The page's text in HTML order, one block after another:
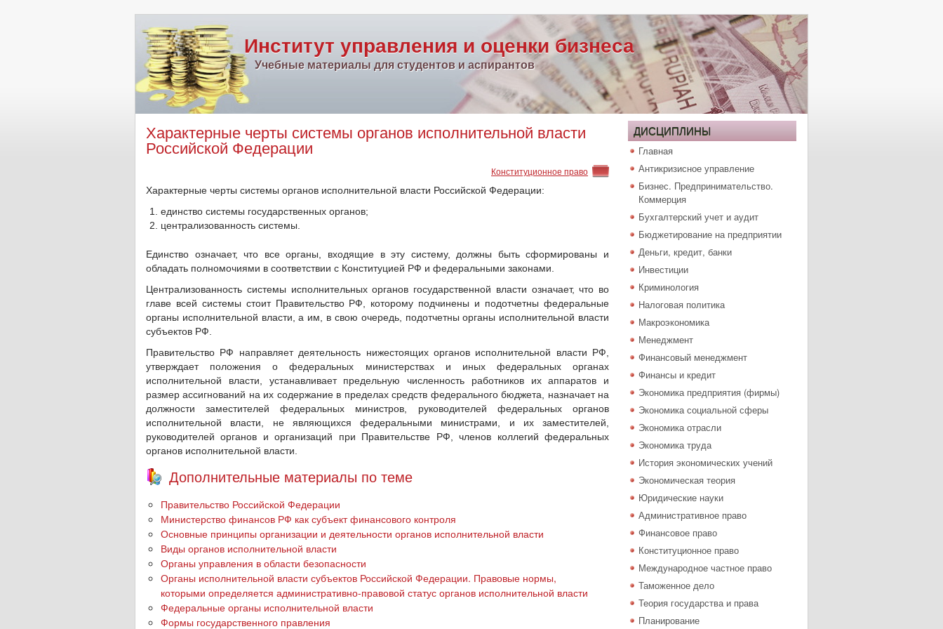
Институт управления и оценки бизнеса
Учебные материалы для студентов и аспирантов
Характерные черты системы органов исполнительной власти
Российской Федерации
Конституционное право
Характерные черты системы органов исполнительной власти Российской Федерации:
единство системы государственных органов;
централизованность системы.
Единство означает, что все органы, входящие в эту систему, должны быть сформированы и
обладать полномочиями в соответствии с Конституцией РФ и федеральными законами.
Централизованность системы исполнительных органов государственной власти означает, что во
главе всей системы стоит Правительство РФ, которому подчинены и подотчетны федеральные
органы исполнительной власти, а им, в свою очередь, подотчетны органы исполнительной власти
субъектов РФ.
Правительство РФ направляет деятельность нижестоящих органов исполнительной власти РФ,
утверждает положения о федеральных министерствах и иных федеральных органах
исполнительной власти, устанавливает предельную численность работников их аппаратов и
размер ассигнований на их содержание в пределах средств федерального бюджета, назначает на
должности заместителей федеральных министров, руководителей федеральных органов
исполнительной власти, не являющихся федеральными министрами, и их заместителей,
руководителей органов и организаций при Правительстве РФ, членов коллегий федеральных
органов исполнительной власти.
Дополнительные материалы по теме
Правительство Российской Федерации
Министерство финансов РФ как субъект финансового контроля
Основные принципы организации и деятельности органов исполнительной власти
Виды органов исполнительной власти
Органы управления в области безопасности
Органы исполнительной власти субъектов Российской Федерации. Правовые нормы,
которыми определяется административно-правовой статус органов исполнительной власти
Федеральные органы исполнительной власти
Формы государственного правления
ДИСЦИПЛИНЫ
Главная
Антикризисное управление
Бизнес. Предпринимательство.
Коммерция
Бухгалтерский учет и аудит
Бюджетирование на предприятии
Деньги, кредит, банки
Инвестиции
Криминология
Налоговая политика
Макроэкономика
Менеджмент
Финансовый менеджмент
Финансы и кредит
Экономика предприятия (фирмы)
Экономика социальной сферы
Экономика отрасли
Экономика труда
История экономических учений
Экономическая теория
Юридические науки
Административное право
Финансовое право
Конституционное право
Международное частное право
Таможенное дело
Теория государства и права
Планирование